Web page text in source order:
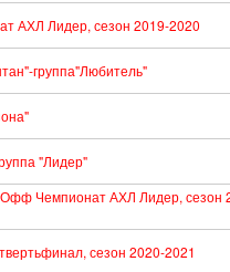
АХЛ Лидер, сезон 2019-2020
группа"Любитель"
"Лидер"
Чемпионат АХЛ Лидер, сезон
сезон 2020-2021